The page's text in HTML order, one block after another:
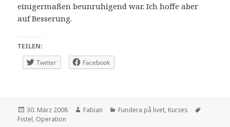
einigermaßen beunruhigend war. Ich hoffe aber
auf Besserung.
TEILEN:
Twitter
Facebook
Veröffentlicht
am
30. März 2008 Autor
Fabian Kategorien
Fundera på livet, Kurzes
Fistel, Operation